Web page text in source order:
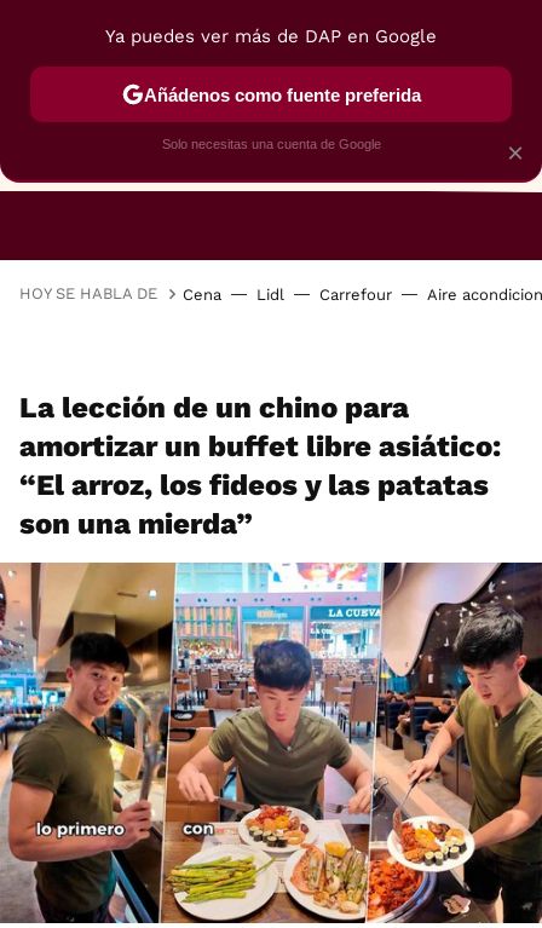
RESTAURANTES GASTROGUÍA
HOY SE HABLA DE Cena Lidl Carrefour Aire
La lección de un chino para
amortizar un buffet libre asiático:
“El arroz, los fideos y las patatas
son una mierda”
×
Ya puedes ver más de DAP en Google
Añádenos como fuente preferida
Solo necesitas una cuenta de Google